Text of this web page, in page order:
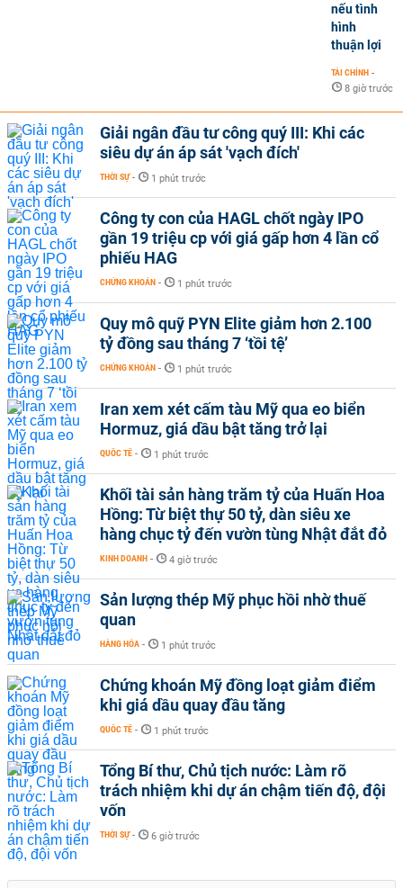
nếu tình
hình
thuận lợi
TÀI CHÍNH -
8 giờ trước
Giải ngân đầu tư công quý III: Khi các
siêu dự án áp sát 'vạch đích'
THỜI SỰ - 1 phút trước
Công ty con của HAGL chốt ngày IPO
gần 19 triệu cp với giá gấp hơn 4 lần cổ
phiếu HAG
CHỨNG KHOÁN - 1 phút trước
Quy mô quỹ PYN Elite giảm hơn 2.100
tỷ đồng sau tháng 7 ‘tồi tệ’
CHỨNG KHOÁN - 1 phút trước
Iran xem xét cấm tàu Mỹ qua eo biển
Hormuz, giá dầu bật tăng trở lại
QUỐC TẾ - 1 phút trước
Khối tài sản hàng trăm tỷ của Huấn Hoa
Hồng: Từ biệt thự 50 tỷ, dàn siêu xe
hàng chục tỷ đến vườn tùng Nhật đắt đỏ
KINH DOANH - 4 giờ trước
Sản lượng thép Mỹ phục hồi nhờ thuế
quan
HÀNG HÓA - 1 phút trước
Chứng khoán Mỹ đồng loạt giảm điểm
khi giá dầu quay đầu tăng
QUỐC TẾ - 1 phút trước
Tổng Bí thư, Chủ tịch nước: Làm rõ
trách nhiệm khi dự án chậm tiến độ, đội
vốn
THỜI SỰ - 6 giờ trước